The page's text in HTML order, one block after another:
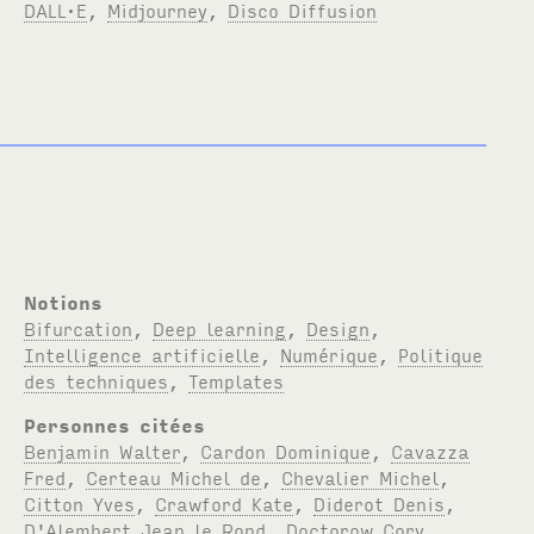
DALL·E , Midjourney , Disco Diffusion
Notions
Bifurcation , Deep learning , Design ,
Intelligence artificielle , Numérique , Politique
des techniques ,Templates
Personnes citées
Benjamin Walter, Cardon Dominique , Cavazza
Fred , Certeau Michel de , Chevalier Michel ,
Citton Yves , Crawford Kate , Diderot Denis ,